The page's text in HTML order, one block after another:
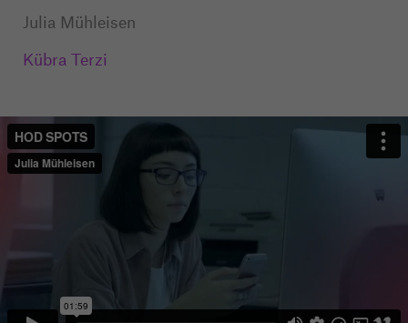
Julia Mühleisen
Kübra Terzi